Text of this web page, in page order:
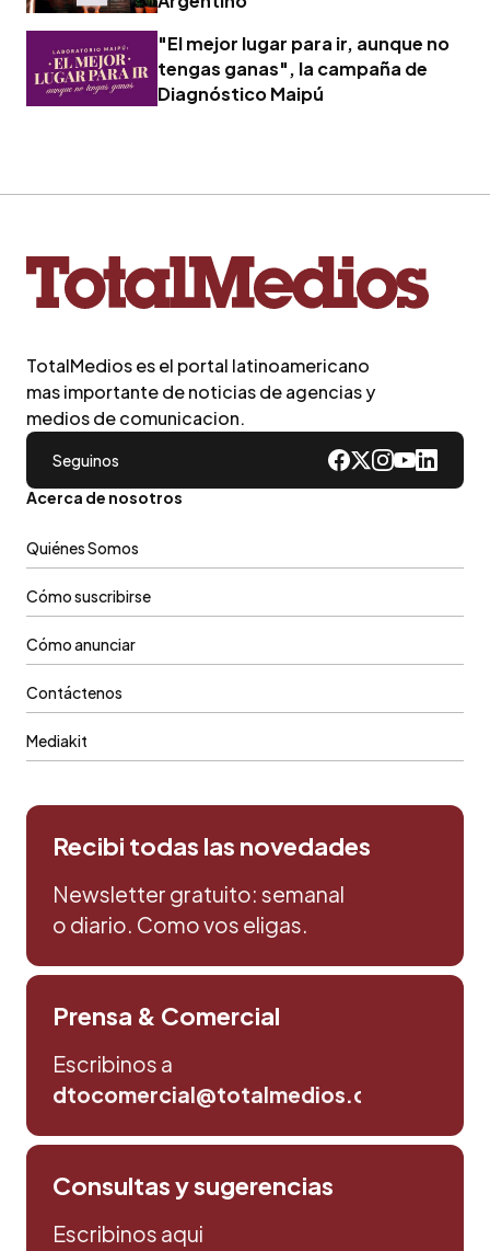
"El mejor lugar para ir, aunque no
tengas ganas", la campaña de
Diagnóstico Maipú
TotalMedios es el portal latinoamericano
mas importante de noticias de agencias y
medios de comunicacion.
Seguinos
Acerca de nosotros
Quiénes Somos
Cómo suscribirse
Cómo anunciar
Contáctenos
Mediakit
Recibi todas las novedades
Newsletter gratuito: semanal
o diario. Como vos eligas.
Prensa & Comercial
Escribinos a
dtocomercial@totalmedios.com
Consultas y sugerencias
Escribinos aqui